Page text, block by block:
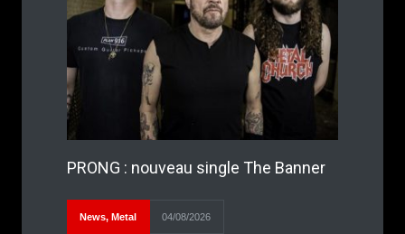
PRONG : nouveau single The Banner
News, Metal 04/08/2026